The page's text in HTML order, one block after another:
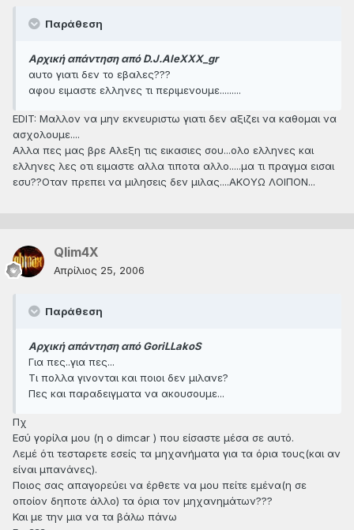
Παράθεση
Αρχική απάντηση από D.J.AleXXX_gr
αυτο γιατι δεν το εβαλες???
αφου ειμαστε ελληνες τι περιμενουμε.........
EDIT: Μαλλον να μην εκνευριστω γιατι δεν αξιζει να καθομαι να
ασχολουμε....
Αλλα πες μας βρε Αλεξη τις εικασιες σου...ολο ελληνες και
ελληνες λες οτι ειμαστε αλλα τιποτα αλλο.....μα τι πραγμα εισαι
εσυ??Οταν πρεπει να μιλησεις δεν μιλας....ΑΚΟΥΩ ΛΟΙΠΟΝ...
Qlim4X
Απρίλιος 25, 2006
Παράθεση
Αρχική απάντηση από GoriLLakoS
Για πες..για πες...
Τι πολλα γινονται και ποιοι δεν μιλανε?
Πες και παραδειγματα να ακουσουμε...
Πχ
Εσύ γορίλα μου (η ο dimcar ) που είσαστε μέσα σε αυτό.
Λεμέ ότι τεσταρετε εσείς τα μηχανήματα για τα όρια τους(και αν
είναι μπανάνες).
Ποιος σας απαγορεύει να έρθετε να μου πείτε εμένα(η σε
οποίον δηποτε άλλο) τα όρια τον μηχανημάτων???
Και με την μια να τα βάλω πάνω